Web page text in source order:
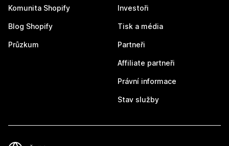
Komunita Shopify
Blog Shopify
Průzkum
Investoři
Tisk a média
Partneři
Affiliate partneři
Právní informace
Stav služby